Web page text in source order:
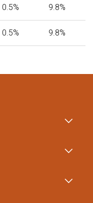
0.5% 9.8%
0.5% 9.8%